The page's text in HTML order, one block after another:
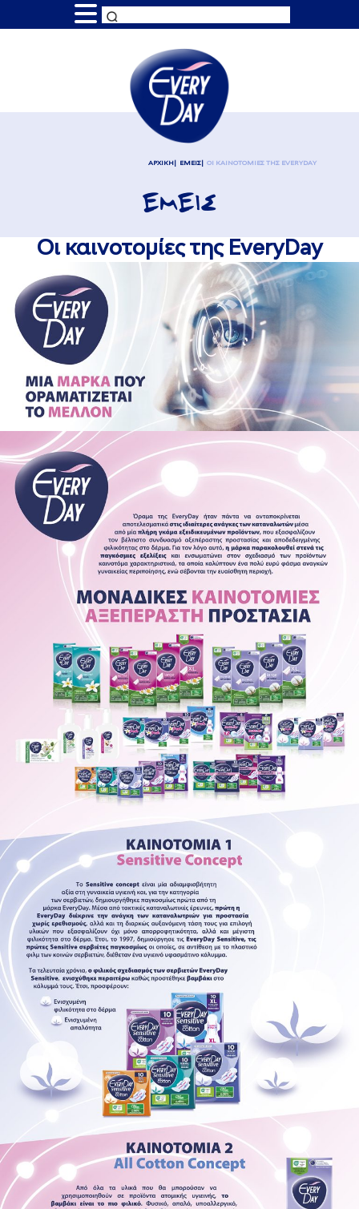
ΑΡΧΙΚΗ ΕΜΕΙΣ ΟΙ ΚΑΙΝΟΤΟΜΙΕΣ ΤΗΣ EVERYDAY
ΕΜΕΙΣ
Οι καινοτομίες της EveryDay